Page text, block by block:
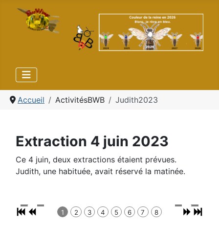
Accueil ActivitésBWB Judith2023
Extraction 4 juin 2023
Ce 4 juin, deux extractions étaient prévues.
Judith, une habituée, avait réservé la matinée.
1 2 3 4 5 6 7 8